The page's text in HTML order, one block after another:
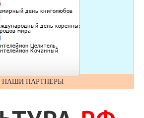
НАШИ ПАРТНЕРЫ